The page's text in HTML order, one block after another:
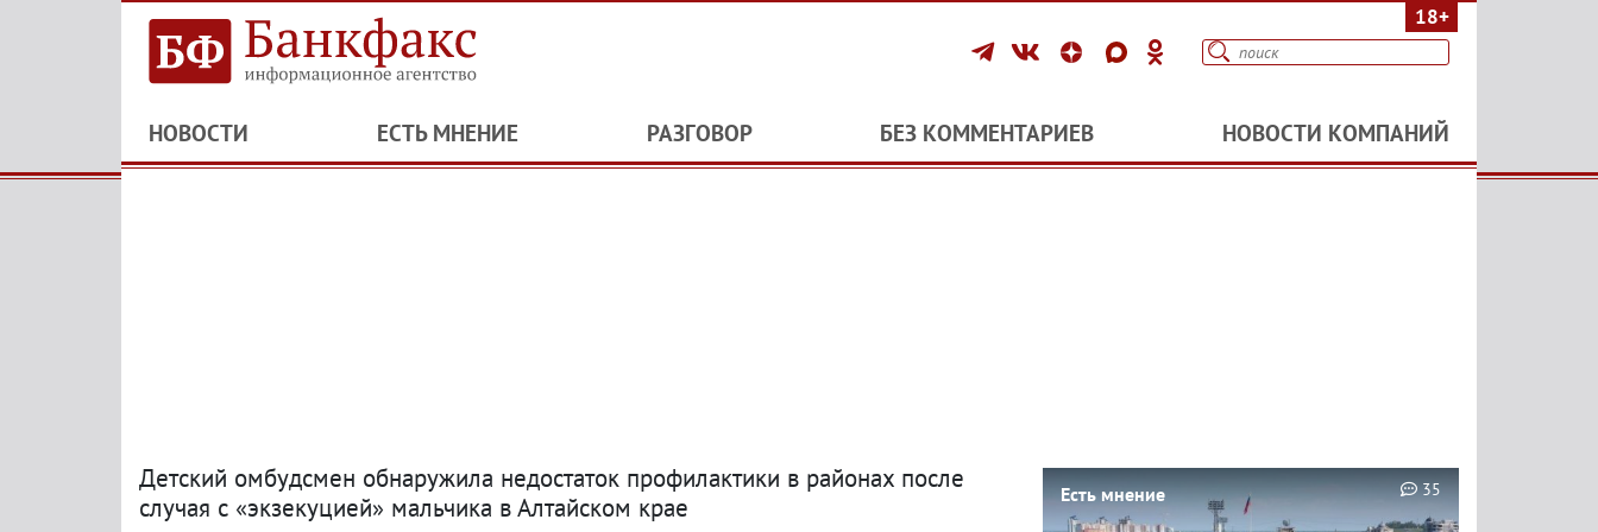
18+
НОВОСТИ ЕСТЬ МНЕНИЕ РАЗГОВОР БЕЗ КОММЕНТАРИЕВ НОВОСТИ КОМПАНИЙ
Детский омбудсмен обнаружила недостаток профилактики в районах после
случая с «экзекуцией» мальчика в Алтайском крае
Есть мнение 35